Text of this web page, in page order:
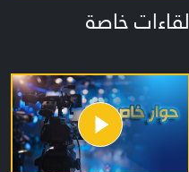
لقاءات خاصة